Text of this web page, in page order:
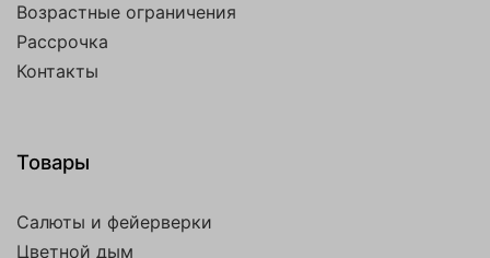
Возрастные ограничения
Рассрочка
Контакты
Товары
Салюты и фейерверки
Цветной дым